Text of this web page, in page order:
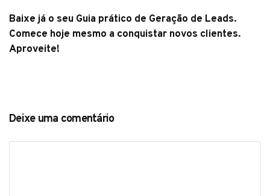
Baixe já o seu Guia prático de Geração de Leads.
Comece hoje mesmo a conquistar novos clientes.
Aproveite!
Deixe uma comentário